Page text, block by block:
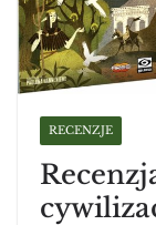
RECENZJE